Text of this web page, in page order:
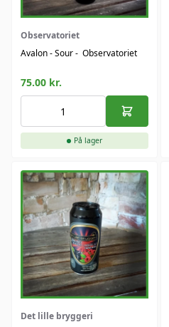
Observatoriet
Avalon - Sour - Observatoriet
75.00 kr.
På lager
Det lille bryggeri